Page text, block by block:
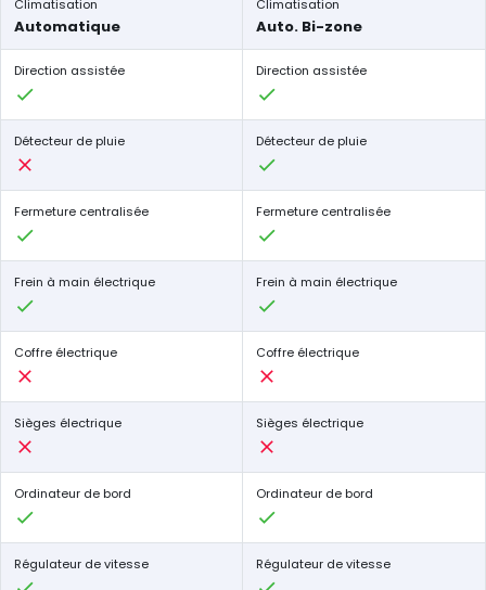
Climatisation
Automatique
Climatisation
Auto. Bi-zone
Direction assistée Direction assistée
Détecteur de pluie Détecteur de pluie
Fermeture centralisée Fermeture centralisée
Frein à main électrique Frein à main électrique
Coffre électrique Coffre électrique
Sièges électrique Sièges électrique
Ordinateur de bord Ordinateur de bord
Régulateur de vitesse Régulateur de vitesse